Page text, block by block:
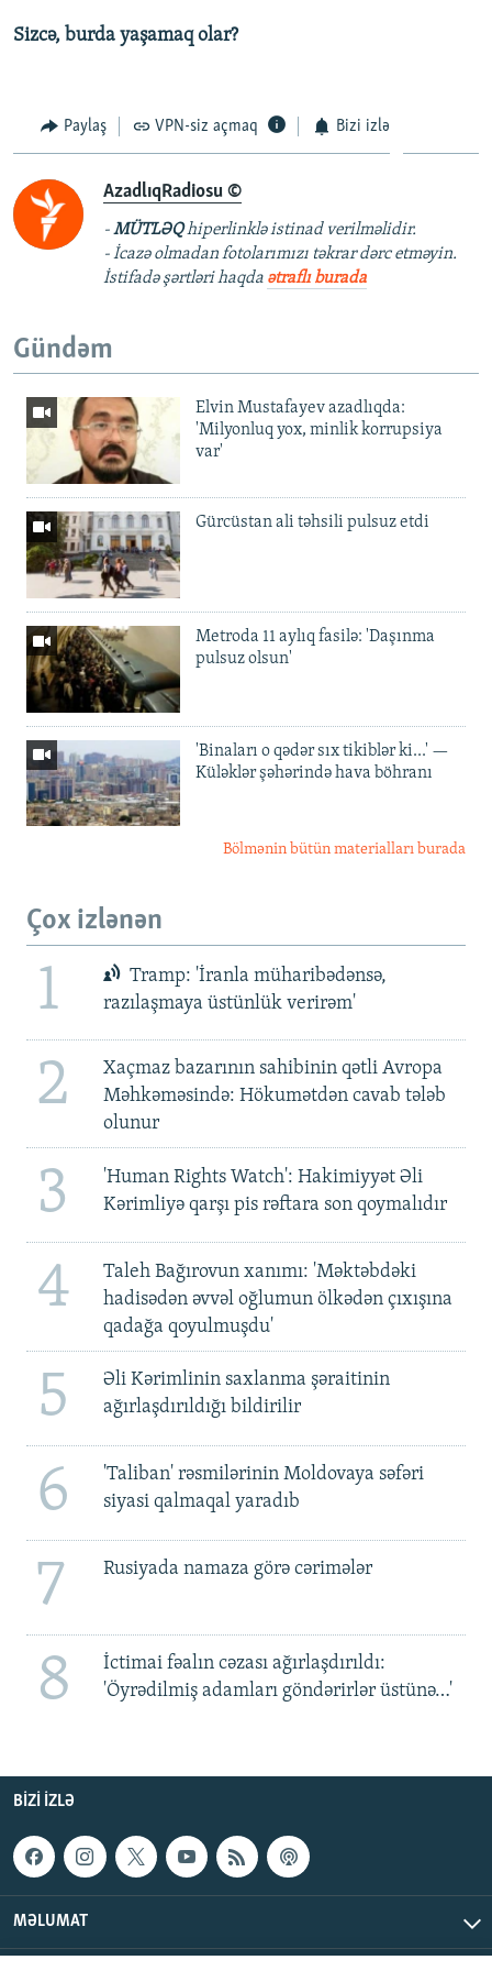
Sizcə, burda yaşamaq olar?
Paylaş VPN-siz açmaq Bizi izlə
AzadlıqRadiosu ©
-MÜTLƏQhiperlinklə istinad verilməlidir.
- İcazə olmadan fotolarımızı təkrar dərc etməyin.
İstifadə şərtləri haqda ətraflı burada
Gündəm
Elvin Mustafayev azadlıqda:
'Milyonluq yox, minlik korrupsiya
var'
Gürcüstan ali təhsili pulsuz etdi
Metroda 11 aylıq fasilə: 'Daşınma
pulsuz olsun'
'Binaları o qədər sıx tikiblər ki...' —
Küləklər şəhərində hava böhranı
Bölmənin bütün materialları burada
Çox izlənən
1
Tramp: 'İranla müharibədənsə,
razılaşmaya üstünlük verirəm'
2
Xaçmaz bazarının sahibinin qətli Avropa
Məhkəməsində: Hökumətdən cavab tələb
olunur
3
'Human Rights Watch': Hakimiyyət Əli
Kərimliyə qarşı pis rəftara son qoymalıdır
4
Taleh Bağırovun xanımı: 'Məktəbdəki
hadisədən əvvəl oğlumun ölkədən çıxışına
qadağa qoyulmuşdu'
5
Əli Kərimlinin saxlanma şəraitinin
ağırlaşdırıldığı bildirilir
6
'Taliban' rəsmilərinin Moldovaya səfəri
siyasi qalmaqal yaradıb
7 Rusiyada namaza görə cərimələr
8
İctimai fəalın cəzası ağırlaşdırıldı:
'Öyrədilmiş adamları göndərirlər üstünə…'
BIZI IZLƏ
MƏLUMAT